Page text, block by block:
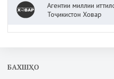
Агентии миллии иттилоотии
Тоҷикистон Ховар
БАХШҲО